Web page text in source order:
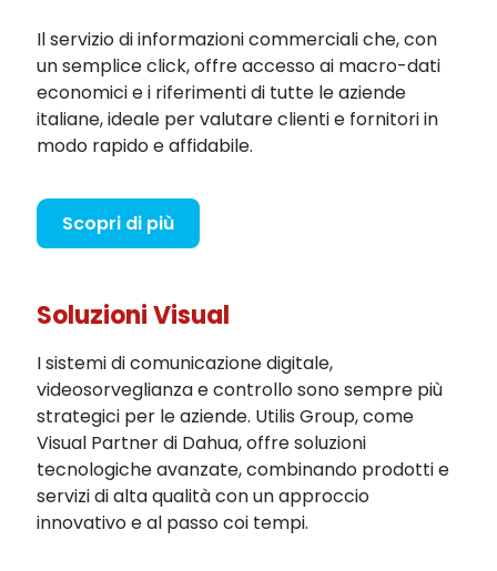
Il servizio di informazioni commerciali che, con
un semplice click, offre accesso ai macro-dati
economici e i riferimenti di tutte le aziende
italiane, ideale per valutare clienti e fornitori in
modo rapido e affidabile.
Scopri di più
Soluzioni Visual
I sistemi di comunicazione digitale,
videosorveglianza e controllo sono sempre più
strategici per le aziende. Utilis Group, come
Visual Partner di Dahua, offre soluzioni
tecnologiche avanzate, combinando prodotti e
servizi di alta qualità con un approccio
innovativo e al passo coi tempi.